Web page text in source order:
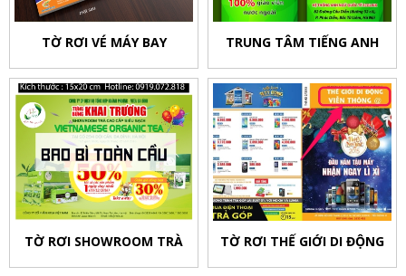
TỜ RƠI VÉ MÁY BAY TRUNG TÂM TIẾNG ANH
TỜ RƠI SHOWROOM TRÀ TỜ RƠI THẾ GIỚI DI ĐỘNG